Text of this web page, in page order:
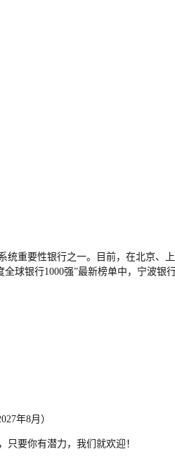
统重要性银行之一。目前，在北京
球银行1000强”最新榜单中，宁波银
年8月）
要你有潜力，我们就欢迎！